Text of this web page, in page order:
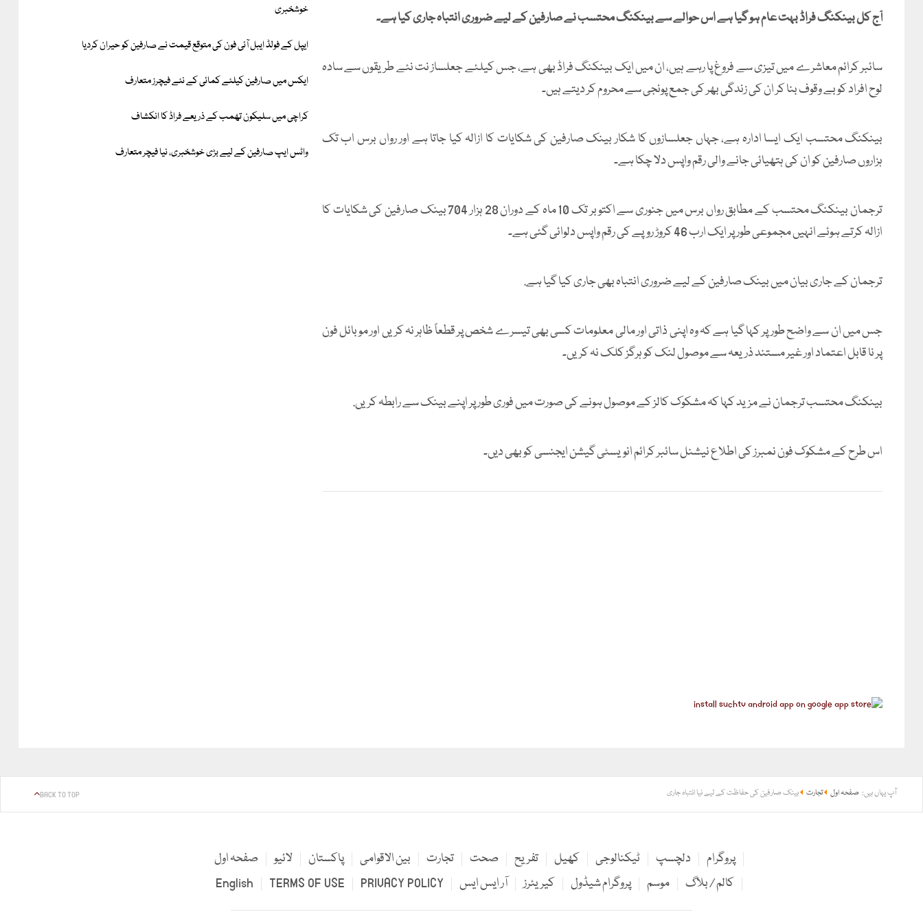
آج کل بینکنگ فراڈ بہت عام ہو گیا ہے اس حوالے سے بینکنگ محتسب نے صارفین کے لیے ضروری انتباہ جاری کیا ہے۔
سائبر کرائم معاشرے میں تیزی سے فروغ پا رہے ہیں، ان میں ایک بینکنگ فراڈ بھی ہے، جس کیلئے جعلساز نت نئے طریقوں سے سادہ
لوح افراد کو بے وقوف بنا کر ان کی زندگی بھر کی جمع پونجی سے محروم کر دیتے ہیں۔
بینکنگ محتسب ایک ایسا ادارہ ہے، جہاں جعلسازوں کا شکار بینک صارفین کی شکایات کا ازالہ کیا جاتا ہے اور رواں برس اب تک
ہزاروں صارفین کو ان کی ہتھیائی جانے والی رقم واپس دلا چکا ہے۔
ترجمان بینکنگ محتسب کے مطابق رواں برس میں جنوری سے اکتوبر تک 10 ماہ کے دوران 28 ہزار 704 بینک صارفین کی شکایات کا
ازالہ کرتے ہوئے انہیں مجموعی طور پر ایک ارب 46 کروڑ روپے کی رقم واپس دلوائی گئی ہے۔
ترجمان کے جاری بیان میں بینک صارفین کے لیے ضروری انتباہ بھی جاری کیا گیا ہے.
جس میں ان سے واضح طور پر کہا گیا ہے کہ وہ اپنی ذاتی اور مالی معلومات کسی بھی تیسرے شخص پر قطعاً ظاہر نہ کریں اور موبائل فون
پر نا قابل اعتماد اور غیر مستند ذریعہ سے موصول لنک کو ہرگز کلک نہ کریں۔
بینکنگ محتسب ترجمان نے مزید کہا کہ مشکوک کالز کے موصول ہونے کی صورت میں فوری طور پر اپنے بینک سے رابطہ کریں.
اس طرح کے مشکوک فون نمبرز کی اطلاع نیشنل سائبر کرائم انویسٹی گیشن ایجنسی کو بھی دیں۔
خوشخبری
ایپل کے فولڈ ایبل آئی فون کی متوقع قیمت نے صارفین کو حیران کردیا
ایکس میں صارفین کیلئے کمائی کے نئے فیچرز متعارف
کراچی میں سلیکون تھمب کے ذریعے فراڈ کا انکشاف
واٹس ایپ صارفین کے لیے بڑی خوشخبری، نیا فیچر متعارف
آپ یہاں ہیں: صفحہ اول تجارت بینک صارفین کی حفاظت کے لیے نیا انتباہ جاری BACK TO TOP
صفحہ اول لائیو پاکستان بین الاقوامی تجارت صحت تفریح کھیل ٹیکنالوجی دلچسپ
پروگرام
English
TERMS OF USE PRIVACY POLICY آر ایس ایس کیریئرز پروگرام شیڈول موسم کالم / بلاگ